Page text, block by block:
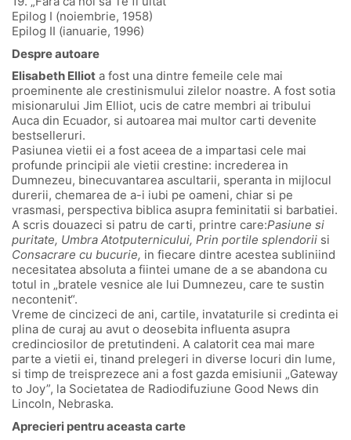
Epilog I (noiembrie, 1958)
Epilog II (ianuarie, 1996)
Despre autoare
Elisabeth Elliot a fost una dintre femeile cele mai
proeminente ale crestinismului zilelor noastre. A fost sotia
misionarului Jim Elliot, ucis de catre membri ai tribului
Auca din Ecuador, si autoarea mai multor carti devenite
bestselleruri.
Pasiunea vietii ei a fost aceea de a impartasi cele mai
profunde principii ale vietii crestine: increderea in
Dumnezeu, binecuvantarea ascultarii, speranta in mijlocul
durerii, chemarea de a-i iubi pe oameni, chiar si pe
vrasmasi, perspectiva biblica asupra feminitatii si barbatiei.
A scris douazeci si patru de carti, printre care:Pasiune si
puritate, Umbra Atotputernicului, Prin portile splendorii si
Consacrare cu bucurie, in fiecare dintre acestea subliniind
necesitatea absoluta a fiintei umane de a se abandona cu
totul in „bratele vesnice ale lui Dumnezeu, care te sustin
necontenit“.
Vreme de cincizeci de ani, cartile, invataturile si credinta ei
plina de curaj au avut o deosebita influenta asupra
credinciosilor de pretutindeni. A calatorit cea mai mare
parte a vietii ei, tinand prelegeri in diverse locuri din lume,
si timp de treisprezece ani a fost gazda emisiunii „Gateway
to Joy”, la Societatea de Radiodifuziune Good News din
Lincoln, Nebraska.
Aprecieri pentru aceasta carte